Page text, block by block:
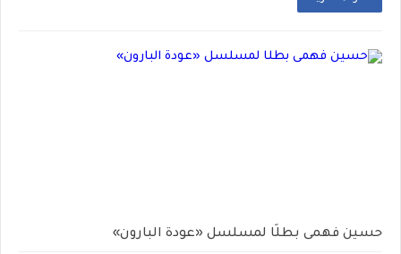
حسين فهمى بطلًا لمسلسل «عودة البارون»